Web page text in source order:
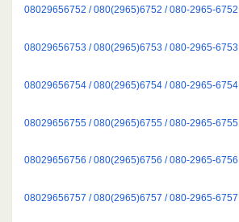
08029656752 / 080(2965)6752 / 080-2965-6752
08029656753 / 080(2965)6753 / 080-2965-6753
08029656754 / 080(2965)6754 / 080-2965-6754
08029656755 / 080(2965)6755 / 080-2965-6755
08029656756 / 080(2965)6756 / 080-2965-6756
08029656757 / 080(2965)6757 / 080-2965-6757